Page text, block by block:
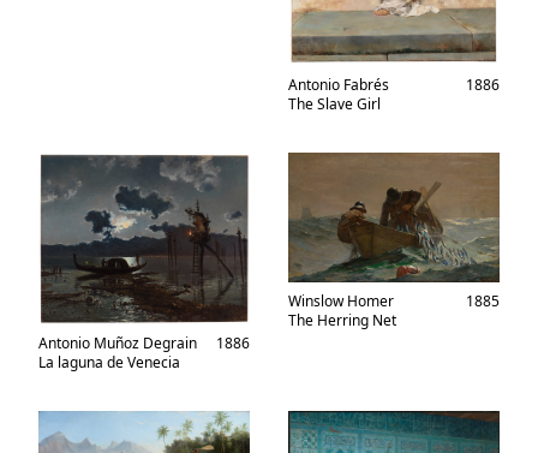
Antonio Fabrés
The Slave Girl
1886
Antonio Muñoz Degrain
La laguna de Venecia
1886
Winslow Homer
The Herring Net
1885